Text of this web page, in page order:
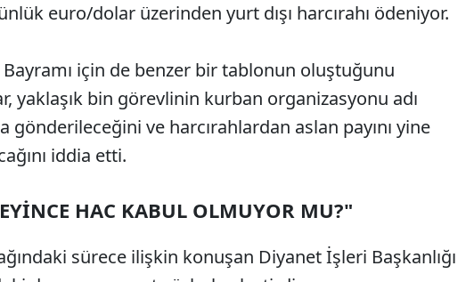
euro/dolar üzerinden yurt dışı harcırahı ödeniyor.
için de benzer bir tablonun oluştuğunu
yaklaşık bin görevlinin kurban organizasyonu adı
gönderileceğini ve harcırahlardan aslan payını yine
iddia etti.
HAC KABUL OLMUYOR MU?"
sürece ilişkin konuşan Diyanet İşleri Başkanlığı